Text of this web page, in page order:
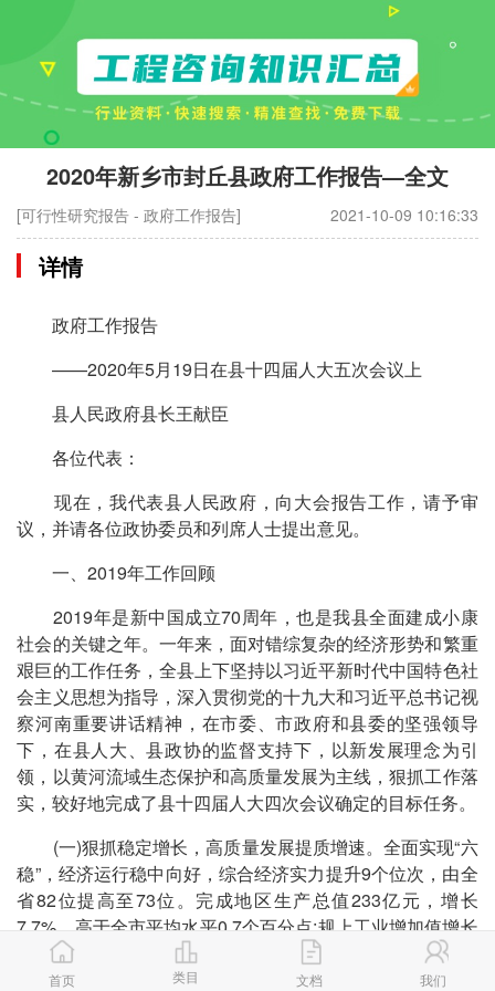
2020年新乡市封丘县政府工作报告—全文
[可行性研究报告 - 政府工作报告] 2021-10-09 10:16:33
详情
政府工作报告
——2020年5月19日在县十四届人大五次会议上
县人民政府县长王献臣
各位代表：
现在，我代表县人民政府，向大会报告工作，请予审
议，并请各位政协委员和列席人士提出意见。
一、2019年工作回顾
2019年是新中国成立70周年，也是我县全面建成小康
社会的关键之年。一年来，面对错综复杂的经济形势和繁重
艰巨的工作任务，全县上下坚持以习近平新时代中国特色社
会主义思想为指导，深入贯彻党的十九大和习近平总书记视
察河南重要讲话精神，在市委、市政府和县委的坚强领导
下，在县人大、县政协的监督支持下，以新发展理念为引
领，以黄河流域生态保护和高质量发展为主线，狠抓工作落
实，较好地完成了县十四届人大四次会议确定的目标任务。
(一)狠抓稳定增长，高质量发展提质增速。全面实现“六
稳”，经济运行稳中向好，综合经济实力提升9个位次，由全
省82位提高至73位。完成地区生产总值233亿元，增长
7.7%，高于全市平均水平0.7个百分点;规上工业增加值增长
11.5%，高于全市平均水平3个百分点;固定资产投资增长
10.6%;高新技术产业增加值增长15.8%，高于全市平均水平
首页 类目 文档 我们